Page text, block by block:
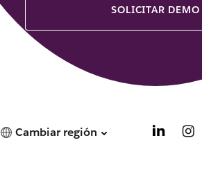
SOLICITAR DEMO
Cambiar región